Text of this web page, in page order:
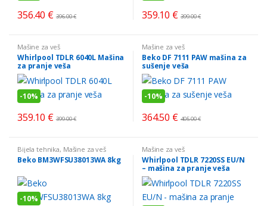
356.40 € 396.00€ 359.10 € 399.00€
Mašine za veš
Whirlpool TDLR 6040L Mašina
za pranje veša
-10%
359.10 € 399.00€
Mašine za veš
Beko DF 7111 PAW mašina za
sušenje veša
-10%
364.50 € 405.00€
Bijela tehnika, Mašine za veš
Beko BM3WFSU38013WA 8kg
-10%
Mašine za veš
Whirlpool TDLR 7220SS EU/N
– mašina za pranje veša